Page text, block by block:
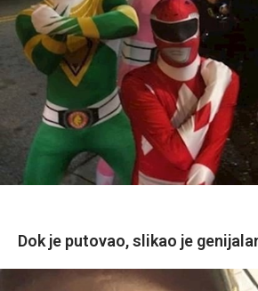
Dok je putovao, slikao je